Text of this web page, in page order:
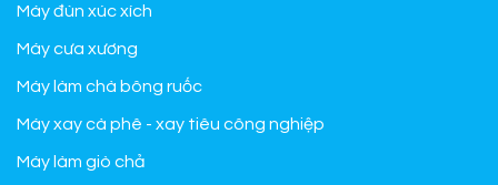
Máy đùn xúc xích
Máy cưa xương
Máy làm chà bông ruốc
Máy xay cà phê - xay tiêu công nghiệp
Máy làm giò chả